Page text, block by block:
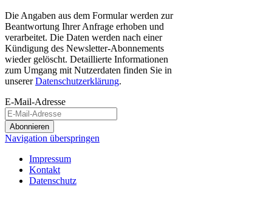
Die Angaben aus dem Formular werden zur
Beantwortung Ihrer Anfrage erhoben und
verarbeitet. Die Daten werden nach einer
Kündigung des Newsletter-Abonnements
wieder gelöscht. Detaillierte Informationen
zum Umgang mit Nutzerdaten finden Sie in
unsererDatenschutzerklärung.
E-Mail-Adresse
Abonnieren
Navigation überspringen
Impressum
Kontakt
Datenschutz